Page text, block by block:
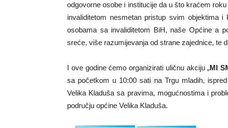
odgovorne osobe i institucije da u što kraćem
invaliditetom nesmetan pristup svim objektima
osobama sa invaliditetom BiH, naše Općine a
sreće, više razumijevanja od strane zajednice, te
I ove godine ćemo organizirati uličnu akciju „MI
sa početkom u 10:00 sati na Trgu mladih,
Velika Kladuša sa pravima, mogućnostima i
području općine Velika Kladuša.